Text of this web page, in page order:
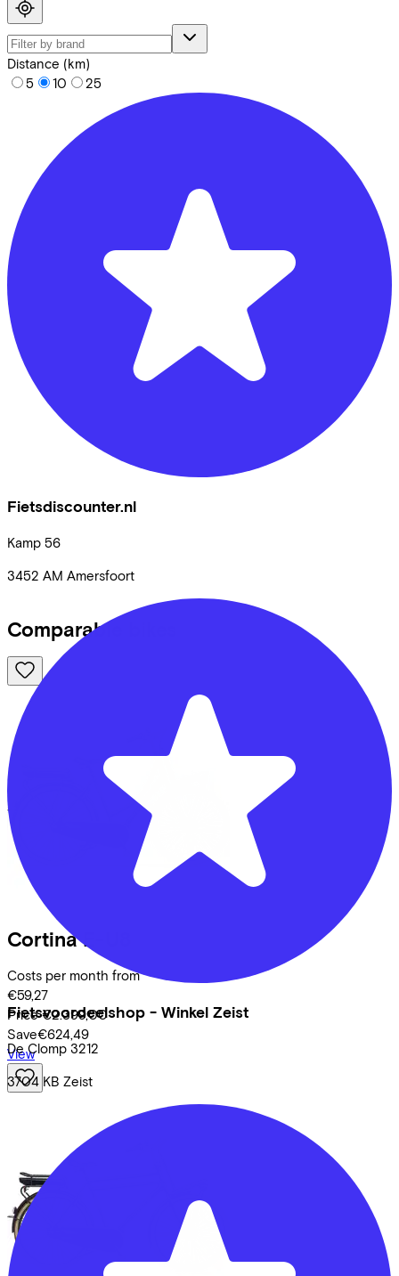
Distance (km)
5
10 25
Fietsdiscounter.nl
Kamp 56
3452 AM Amersfoort
Fietsvoordeelshop - Winkel Zeist
De Clomp 3212
3704 KB Zeist
Comparable bikes
Cortina E-U8
Costs per month from
€59,27
Price €2.399,00
Save€624,49
View